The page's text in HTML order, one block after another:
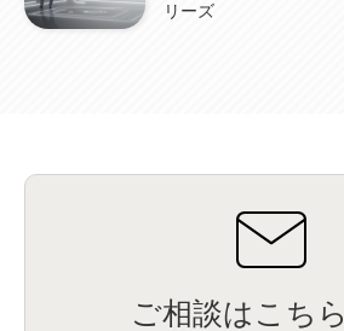
リーズ
ご相談はこち